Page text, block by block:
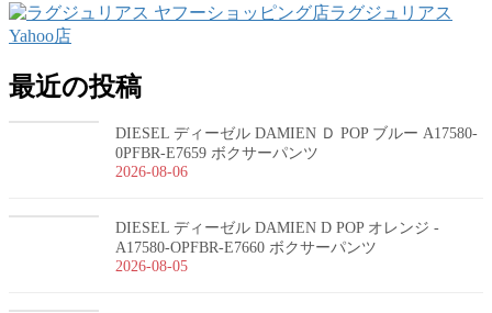
ラグジュリアス
Yahoo店
最近の投稿
DIESEL ディーゼル DAMIEN Ｄ POP ブルー A17580-
0PFBR-E7659 ボクサーパンツ
2026-08-06
DIESEL ディーゼル DAMIEN D POP オレンジ -
A17580-OPFBR-E7660 ボクサーパンツ
2026-08-05